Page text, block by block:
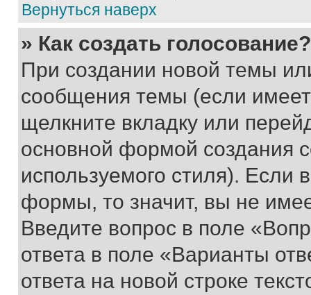
Вернуться наверх
» Как создать голосование?
При создании новой темы
сообщения темы (если
щелкните вкладку или
основной формой создания
используемого стиля). Если
формы, то значит, вы не
Введите вопрос в поле
ответа в поле «Варианты
ответа на новой строке